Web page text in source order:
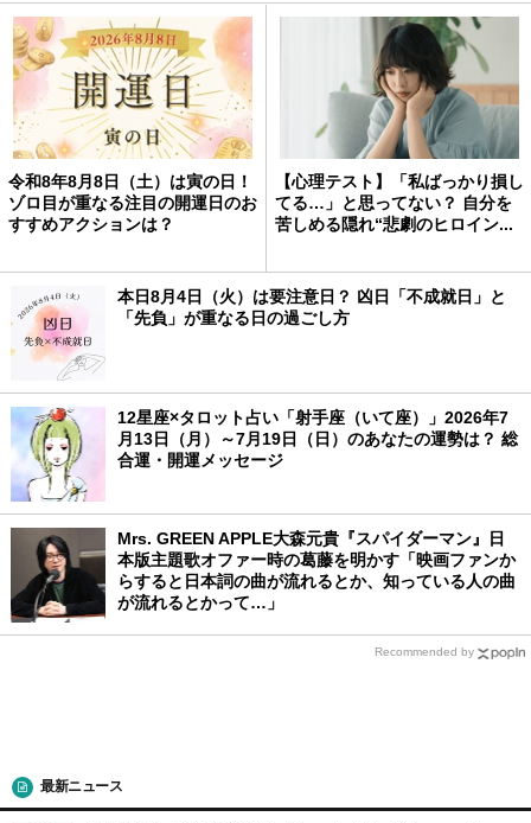
令和8年8月8日（土）は寅の日！
ゾロ目が重なる注目の開運日のお
すすめアクションは？
【心理テスト】「私ばっかり損し
てる…」と思ってない？ 自分を
苦しめる隠れ“悲劇のヒロイン...
本日8月4日（火）は要注意日？ 凶日「不成就日」と
「先負」が重なる日の過ごし方
12星座×タロット占い「射手座（いて座）」2026年7
月13日（月）～7月19日（日）のあなたの運勢は？ 総
合運・開運メッセージ
Mrs. GREEN APPLE大森元貴『スパイダーマン』日
本版主題歌オファー時の葛藤を明かす「映画ファンか
らすると日本詞の曲が流れるとか、知っている人の曲
が流れるとかって…」
Recommended by
最新ニュース